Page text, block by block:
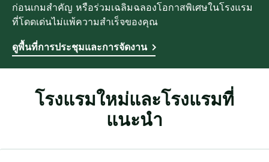
ก่อนเกมสำคัญ หรือร่วมเฉลิมฉลองโอกาสพิเศษในโรงแรม
ที่โดดเด่นไม่แพ้ความสำเร็จของคุณ
ดูพื้นที่การประชุมและการจัดงาน
โรงแรมใหม่และโรงแรมที่
แนะนำ